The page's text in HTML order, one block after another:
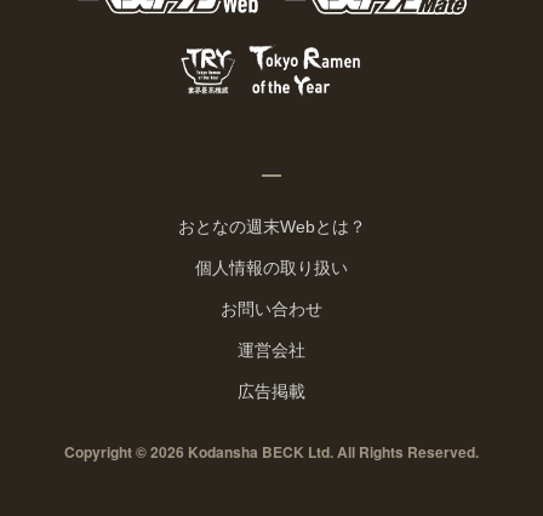
おとなの週末Webとは？
個人情報の取り扱い
お問い合わせ
運営会社
広告掲載
Copyright © 2026 Kodansha BECK Ltd. All Rights Reserved.